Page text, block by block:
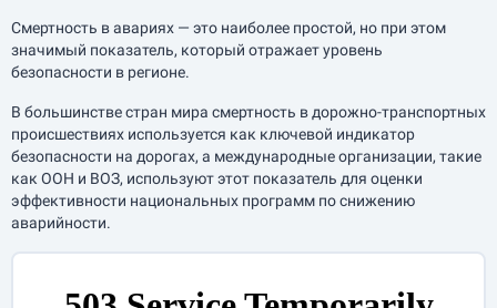
Смертность в авариях — это наиболее простой, но при этом
значимый показатель, который отражает уровень
безопасности в регионе.
В большинстве стран мира смертность в дорожно-транспортных
происшествиях используется как ключевой индикатор
безопасности на дорогах, а международные организации, такие
как ООН и ВОЗ, используют этот показатель для оценки
эффективности национальных программ по снижению
аварийности.